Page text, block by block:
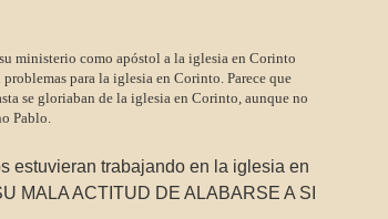
ministerio como apóstol a la iglesia en Corinto
para la iglesia en Corinto. Parece que
se gloriaban de la iglesia en Corinto, aunque no
Pablo.
estuvieran trabajando en la iglesia en
MALA ACTITUD DE ALABARSE A SI